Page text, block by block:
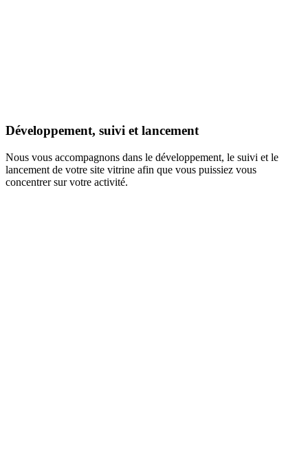
Développement, suivi et lancement
Nous vous accompagnons dans le développement, le suivi et le
lancement de votre site vitrine afin que vous puissiez vous
concentrer sur votre activité.